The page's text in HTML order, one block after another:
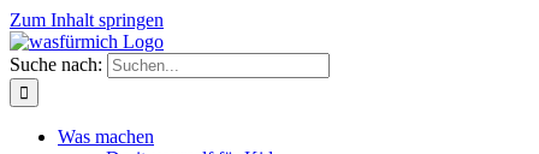
Zum Inhalt springen
Suche nach:
Was machen